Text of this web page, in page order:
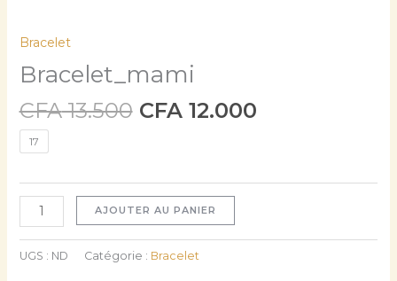
Bracelet
Bracelet_mami
CFA13.500 CFA12.000
17
AJOUTER AU PANIER
UGS : ND Catégorie : Bracelet